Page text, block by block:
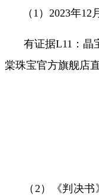
（ 1 ） 2023年12
有证据L11 ：
棠珠宝官方旗舰店直
（ 2 ）《判决